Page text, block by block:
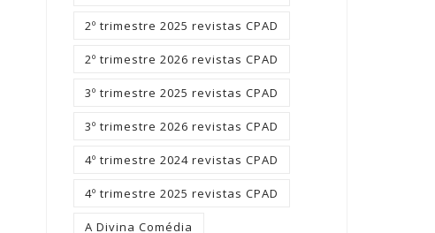
2º trimestre 2025 revistas CPAD
2º trimestre 2026 revistas CPAD
3º trimestre 2025 revistas CPAD
3º trimestre 2026 revistas CPAD
4º trimestre 2024 revistas CPAD
4º trimestre 2025 revistas CPAD
A Divina Comédia